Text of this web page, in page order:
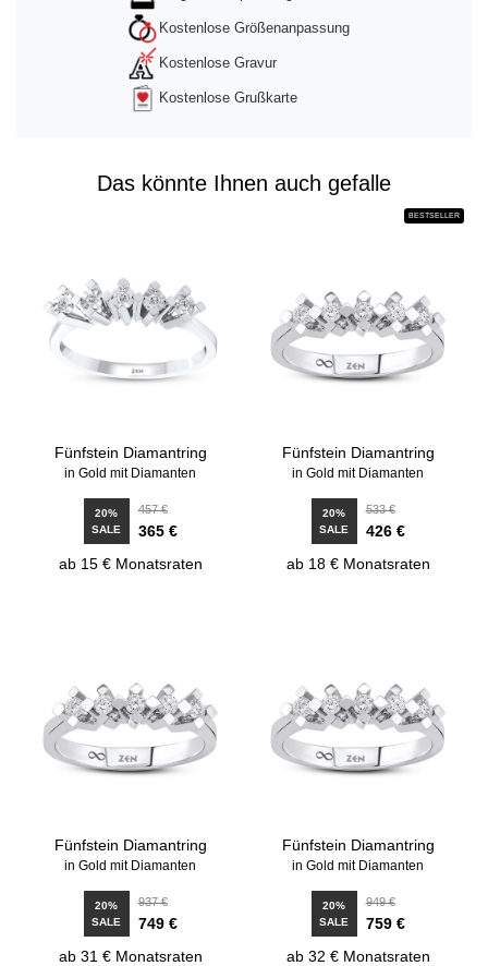
Kostenlose Größenanpassung
Kostenlose Gravur
Kostenlose Grußkarte
Das könnte Ihnen auch gefalle
Fünfstein Diamantring
in Gold mit Diamanten
20%
SALE
457 €
365 €
ab 15 € Monatsraten
BESTSELLER
Fünfstein Diamantring
in Gold mit Diamanten
20%
SALE
533 €
426 €
ab 18 € Monatsraten
Fünfstein Diamantring
in Gold mit Diamanten
20%
SALE
937 €
749 €
ab 31 € Monatsraten
Fünfstein Diamantring
in Gold mit Diamanten
20%
SALE
949 €
759 €
ab 32 € Monatsraten